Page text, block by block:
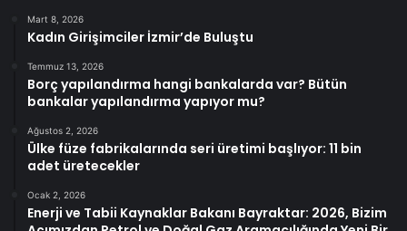
Mart 8, 2026
Kadın Girişimciler İzmir’de Buluştu
Temmuz 13, 2026
Borç yapılandırma hangi bankalarda var? Bütün
bankalar yapılandırma yapıyor mu?
Ağustos 2, 2026
Ülke füze fabrikalarında seri üretimi başlıyor: 11 bin
adet üretecekler
Ocak 2, 2026
Enerji ve Tabii Kaynaklar Bakanı Bayraktar: 2026, Bizim